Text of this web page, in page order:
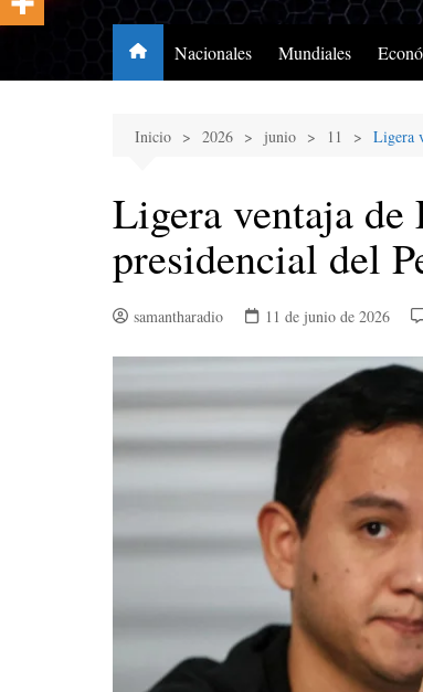
Nacionales Mundiales
Inicio 2026 junio 11 Ligera
Ligera ventaja
presidencial del
samantharadio 11 de junio de 2026